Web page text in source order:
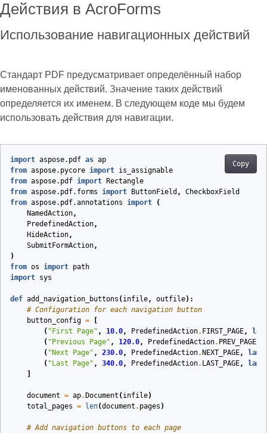
Действия в AcroForms
Использование навигационных действий
Стандарт PDF предусматривает определённый набор
именованных действий. Значение таких действий
определяется их именем. В следующем коде мы будем
использовать действия для навигации.
Copy
import aspose.pdf as ap
from aspose.pycore import is_assignable
from aspose.pdf import
Rectangle
from aspose.pdf.forms import ButtonField ,
CheckboxField
from aspose.pdf.annotations import
(
NamedAction,
PredefinedAction,
HideAction,
SubmitFormAction,
)
from os import path
import sys
def add_navigation_buttons ( infile, outfile):
# Configuration for each navigation button
button_config =
( "First Page" , 10.0, PredefinedAction. FIRST_PAGE,
( "Previous Page" , 120.0, PredefinedAction. PREV_PAGE
( "Next Page" , 230.0, PredefinedAction. NEXT_PAGE,
( "Last Page" , 340.0, PredefinedAction. LAST_PAGE,
document = ap. Document ( infile)
total_pages = len(document . pages )
# Add navigation buttons to each page